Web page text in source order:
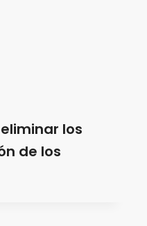
los
de los